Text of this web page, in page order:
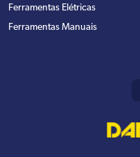
Ferramentas Elétricas
Ferramentas Manuais